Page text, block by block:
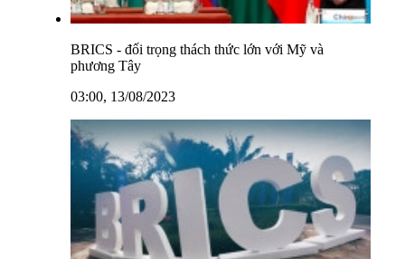
BRICS - đối trọng thách thức lớn với Mỹ và
phương Tây
03:00, 13/08/2023